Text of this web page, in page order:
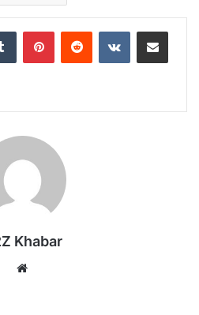
Tumblr PinterestReddit VKontakteShare via Email
Khabar